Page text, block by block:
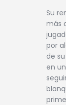
Su
más
por
de
en